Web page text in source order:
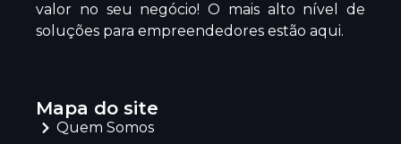
valor no seu negócio! O mais alto nível de
soluções para empreendedores estão aqui.
Mapa do site
Quem Somos